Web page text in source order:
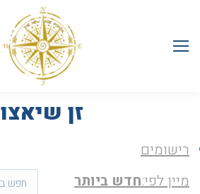
זן שיאצו
רישומים
מיין לפי:חדש ביותר